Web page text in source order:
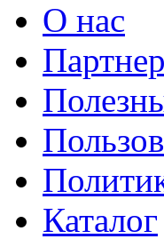
О нас
Каталог